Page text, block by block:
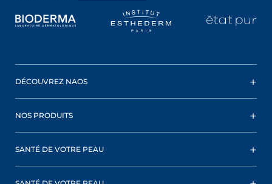
DÉCOUVREZ NAOS
NOS PRODUITS
SANTÉ DE VOTRE PEAU